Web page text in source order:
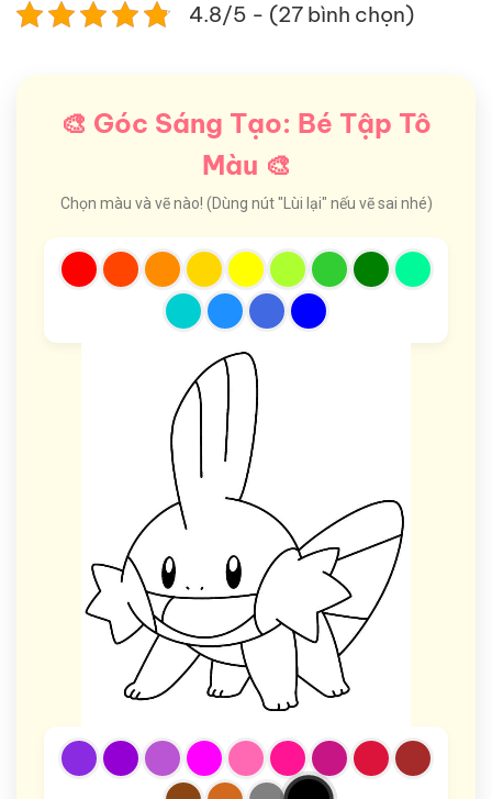
4.8/5 - (27 bình chọn)
🎨 Góc Sáng Tạo: Bé Tập Tô
Màu 🎨
Chọn màu và vẽ nào! (Dùng nút "Lùi lại" nếu vẽ sai nhé)